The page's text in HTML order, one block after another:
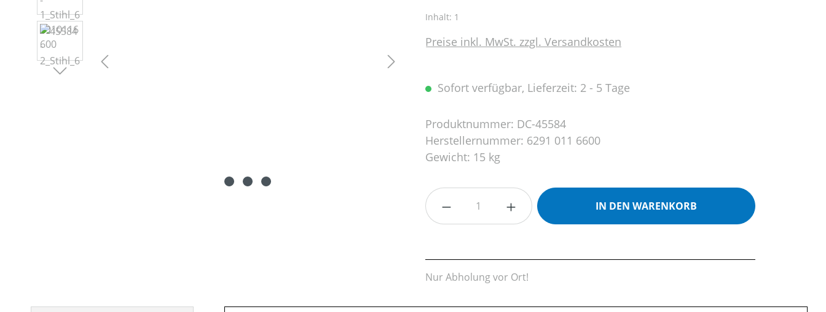
Inhalt: 1
Preise inkl. MwSt. zzgl. Versandkosten
Sofort verfügbar, Lieferzeit: 2 - 5 Tage
Produktnummer: DC-45584
Herstellernummer: 6291 011 6600
Gewicht: 15 kg
Produkt Anzahl: Gib den gewünschten Wert ein oder
IN DEN WARENKORB
Nur Abholung vor Ort!